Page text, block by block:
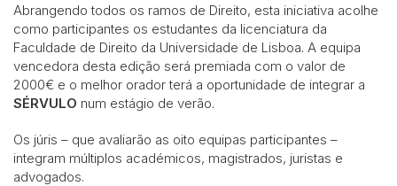
Abrangendo todos os ramos de Direito, esta iniciativa acolhe
como participantes os estudantes da licenciatura da
Faculdade de Direito da Universidade de Lisboa. A equipa
vencedora desta edição será premiada com o valor de
2000€ e o melhor orador terá a oportunidade de integrar a
SÉRVULO num estágio de verão.
Os júris – que avaliarão as oito equipas participantes –
integram múltiplos académicos, magistrados, juristas e
advogados.